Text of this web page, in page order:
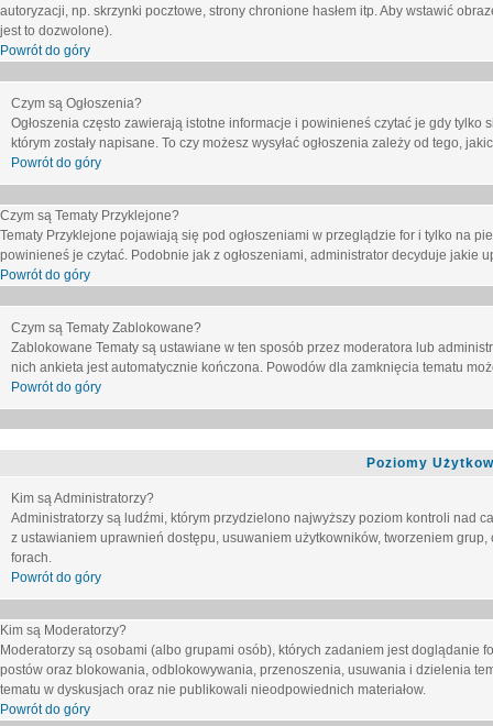
autoryzacji, np. skrzynki pocztowe, strony chronione hasłem itp. Aby wstawić
jest to dozwolone).
Powrót do góry
Czym są Ogłoszenia?
Ogłoszenia często zawierają istotne informacje i powinieneś czytać je gdy
którym zostały napisane. To czy możesz wysyłać ogłoszenia zależy od tego,
Powrót do góry
Czym są Tematy Przyklejone?
Tematy Przyklejone pojawiają się pod ogłoszeniami w przeglądzie for i tylko na
powinieneś je czytać. Podobnie jak z ogłoszeniami, administrator decyduje
Powrót do góry
Czym są Tematy Zablokowane?
Zablokowane Tematy są ustawiane w ten sposób przez moderatora lub
nich ankieta jest automatycznie kończona. Powodów dla zamknięcia tematu
Powrót do góry
Poziomy
Kim są Administratorzy?
Administratorzy są ludźmi, którym przydzielono najwyższy poziom kontroli nad
z ustawianiem uprawnień dostępu, usuwaniem użytkowników, tworzeniem
forach.
Powrót do góry
Kim są Moderatorzy?
Moderatorzy są osobami (albo grupami osób), których zadaniem jest
postów oraz blokowania, odblokowywania, przenoszenia, usuwania i dzielenia
tematu w dyskusjach oraz nie publikowali nieodpowiednich materiałow.
Powrót do góry